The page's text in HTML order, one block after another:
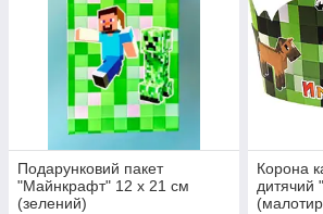
Подарунковий пакет
"Майнкрафт" 12 х 21 см
(зелений)
Корона
дитячий